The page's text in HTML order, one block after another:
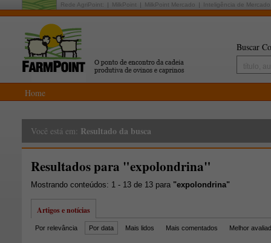
Rede AgriPoint: MilkPoint MilkPoint Mercado Inteligência de Mercado
Buscar
Home
Você está em: Resultado da busca
Resultados para "expolondrina"
Mostrando conteúdos: 1 - 13 de 13 para "expolondrina"
Artigos e notícias
Por relevância Por data Mais lidos Mais comentados Melhor